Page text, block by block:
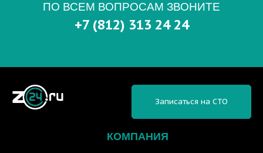
ПО ВСЕМ ВОПРОСАМ ЗВОНИТЕ
+7 (812) 313 24 24
КОМПАНИЯ
Записаться на СТО